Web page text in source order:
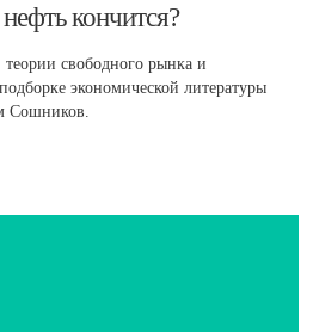
кончится?
свободного рынка и
экономической литературы
Сошников.